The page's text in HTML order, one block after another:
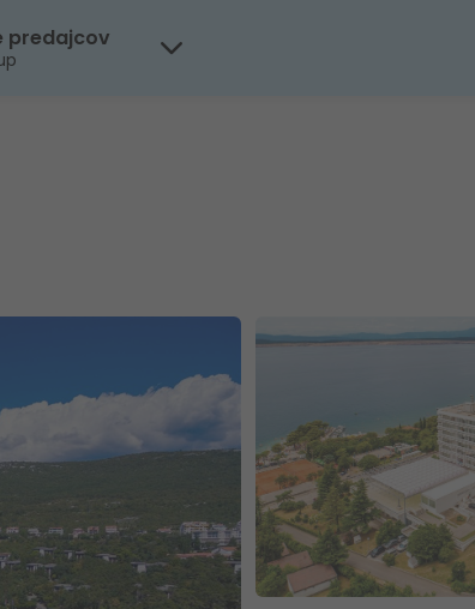
predajcov